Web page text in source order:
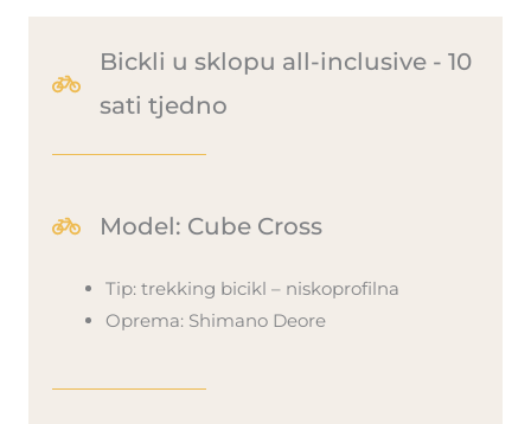
Bickli u sklopu all-inclusive - 10
sati tjedno
Model: Cube Cross
Tip: trekking bicikl – niskoprofilna
Oprema: Shimano Deore